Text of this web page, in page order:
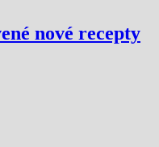
nové recepty